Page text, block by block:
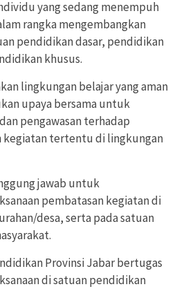
yang sedang menempuh
rangka mengembangkan
pendidikan dasar, pendidikan
khusus.
lingkungan belajar yang aman
upaya bersama untuk
pengawasan terhadap
kegiatan tertentu di lingkungan
jawab untuk
pembatasan kegiatan di
desa, serta pada satuan
Provinsi Jabar bertugas
di satuan pendidikan